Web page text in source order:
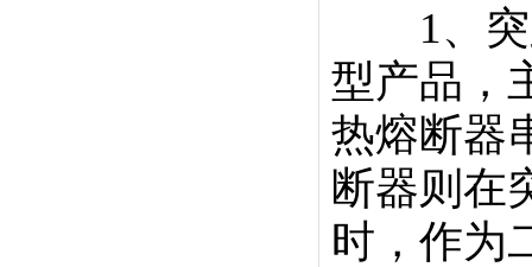
1、突
型产品，
热熔断器
断器则在
时，作为